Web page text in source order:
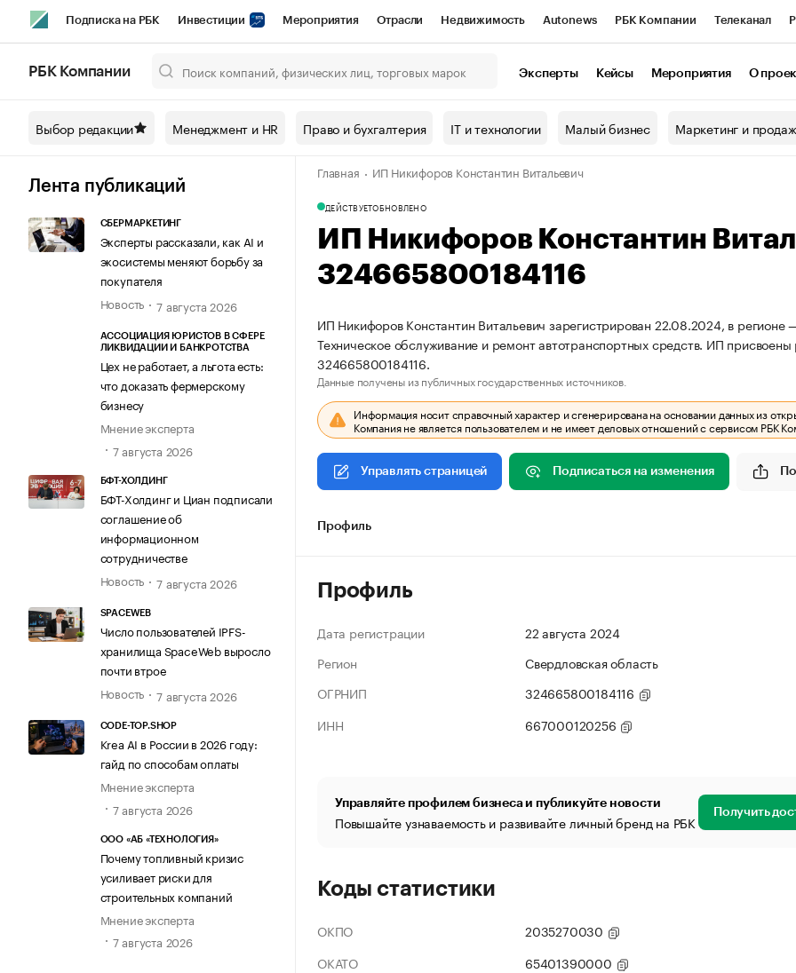
Подписка на РБК Инвестиции Мероприятия Отрасли Недвижимость Autonews РБК Компании Телеканал
Спецпроекты СПб Конференции СПб Спецпроекты Проверка контрагентов
Технологии и медиа Рынок наличной валюты
РБК Компании Эксперты Кейсы Мероприятия О
Выбор редакции Менеджмент и HR Право и бухгалтерия IT и технологии Малый бизнес Маркетинг и
Лента публикаций
СБЕРМАРКЕТИНГ
Эксперты рассказали, как AI и
экосистемы меняют борьбу за
покупателя
Новость
7 августа 2026
АССОЦИАЦИЯ ЮРИСТОВ В СФЕРЕ
ЛИКВИДАЦИИ И БАНКРОТСТВА
Цех не работает, а льгота есть:
что доказать фермерскому
бизнесу
Мнение эксперта
7 августа 2026
БФТ-ХОЛДИНГ
БФТ-Холдинг и Циан подписали
соглашение об
информационном
сотрудничестве
Новость
7 августа 2026
SPACEWEB
Число пользователей IPFS-
хранилища SpaceWeb выросло
почти втрое
Новость
7 августа 2026
CODE-TOP.SHOP
Krea AI в России в 2026 году:
гайд по способам оплаты
Мнение эксперта
7 августа 2026
ООО «АБ «ТЕХНОЛОГИЯ»
Почему топливный кризис
усиливает риски для
строительных компаний
Мнение эксперта
7 августа 2026
Главная ИП Никифоров Константин Витальевич
ДЕЙСТВУЕТОБНОВЛЕНО
ИП Никифоров Константин
324665800184116
ИП Никифоров Константин Витальевич зарегистрирован 22.08.2024, в регионе
Техническое обслуживание и ремонт автотранспортных средств. ИП
324665800184116.
Данные получены из публичных государственных источников.
Информация носит справочный характер и сгенерирована на основании данных из
Компания не является пользователем и не имеет деловых отношений с сервисом РБК
Управлять страницей Подписаться на изменения
Профиль
Профиль
Дата регистрации
22 августа 2024
Регион
Свердловская область
ОГРНИП
324665800184116
ИНН
667000120256
Управляйте профилем бизнеса и публикуйте новости
Повышайте узнаваемость и развивайте личный бренд на РБК Получить
Коды статистики
ОКПО
2035270030
ОКАТО
65401390000